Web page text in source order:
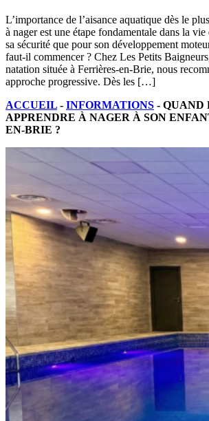
L’importance de l’aisance aquatique dès le
à nager est une étape fondamentale dans la
sa sécurité que pour son développement
faut-il commencer ? Chez Les Petits
natation située à Ferrières-en-Brie, nous
approche progressive. Dès les […]
ACCUEIL - INFORMATIONS - QUAND
APPRENDRE À NAGER À SON
EN-BRIE ?